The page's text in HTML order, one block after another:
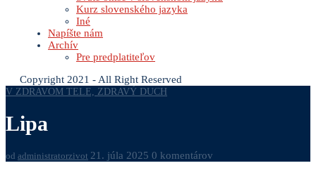
Kurz slovenského jazyka
Iné
Napíšte nám
Archív
Pre predplatiteľov
Copyright 2021 - All Right Reserved
V ZDRAVOM TELE, ZDRAVÝ DUCH
Lipa
od administratorzivot 21. júla 2025 0 komentárov